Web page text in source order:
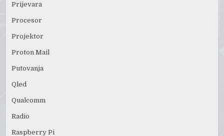
Prijevara
Procesor
Projektor
Proton Mail
Putovanja
Qled
Qualcomm
Radio
Raspberry Pi